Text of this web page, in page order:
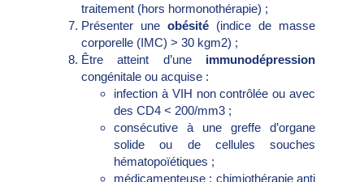
traitement (hors hormonothérapie) ;
Présenter une obésité (indice de masse
corporelle (IMC) > 30 kgm2) ;
Être atteint d’une immunodépression
congénitale ou acquise :
infection à VIH non contrôlée ou avec
des CD4 < 200/mm3 ;
consécutive à une greffe d’organe
solide ou de cellules souches
hématopoïétiques ;
médicamenteuse : chimiothérapie anti